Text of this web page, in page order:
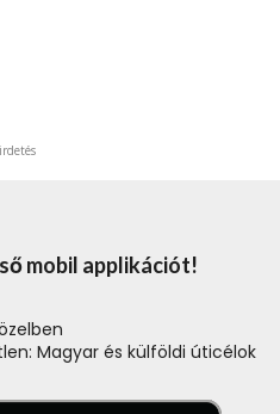
mobil applikációt!
Magyar és külföldi úticélok